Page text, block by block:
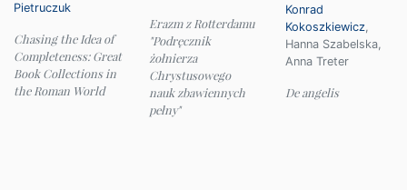
Pietruczuk
Chasing the Idea of
Completeness: Great
Book Collections in
the Roman World
Erazm z Rotterdamu
"Podręcznik
żołnierza
Chrystusowego
nauk zbawiennych
pełny"
Konrad
Kokoszkiewicz,
Hanna Szabelska,
Anna Treter
De angelis